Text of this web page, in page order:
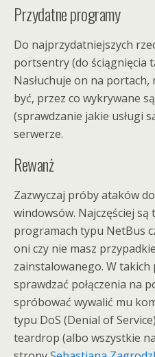
Przydatne programy
Do najprzydatniejszych
portsentry (do ściągnięcia
Nasłuchuje on na
być, przez co wykrywane
(sprawdzanie jakie usługi
serwerze.
Rewanż
Zazwyczaj próby ataków
windowsów. Najczęściej są
programach typu NetBus
oni czy nie masz
zainstalowanego. W
sprawdzać połączenia na
spróbować wywalić mu
typu DoS (Denial of
teardrop (albo wszystkie